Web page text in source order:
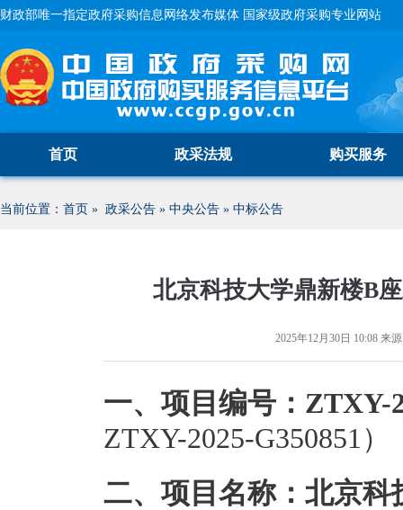
财政部唯一指定政府采购信息网络发布媒体 国家级政府采购专业网站
首页 政采法规 购买服务
当前位置： 首页 » 政采公告 » 中央公告 » 中标公告
北京科技大学鼎新楼B
2025年12月30日 10:08 来
一、项目编号：ZTXY-
ZTXY-2025-G350851）
二、项目名称：北京